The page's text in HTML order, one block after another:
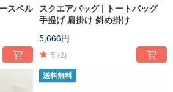
スベル スクエアバッグ | トートバッグ
手提げ 肩掛け 斜め掛け
5,666円
5 (2)
送料無料